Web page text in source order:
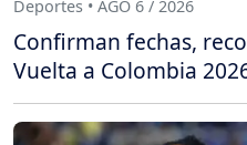
Deportes • AGO 6 / 2026
Confirman fechas,
Vuelta a Colombia